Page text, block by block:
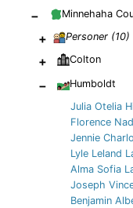
− Minnehaha
+ Personer (10)
+ Colton
−
Humboldt
Julia Otelia
Florence
Jennie
Lyle Leland
Alma Sofia
Joseph
Benjamin